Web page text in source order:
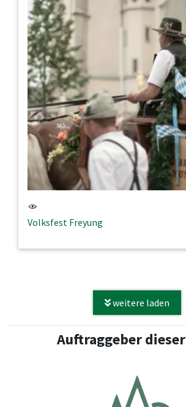
Volksfest Freyung
weitere laden
Auftraggeber